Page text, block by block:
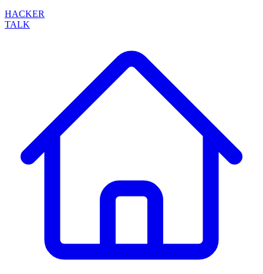
HACKER
TALK